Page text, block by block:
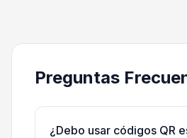
Preguntas
¿Debo usar códigos QR